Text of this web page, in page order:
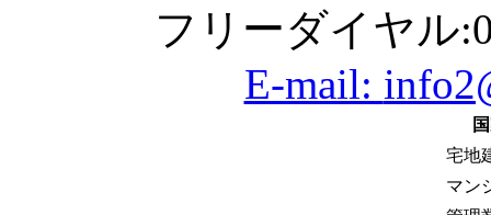
フリーダイヤル
E-mail:
宅地
マン